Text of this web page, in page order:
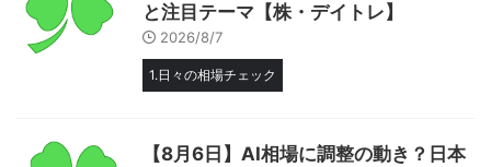
と注目テーマ【株・デイトレ】
2026/8/7
1.日々の相場チェック
【8月6日】AI相場に調整の動き？日本